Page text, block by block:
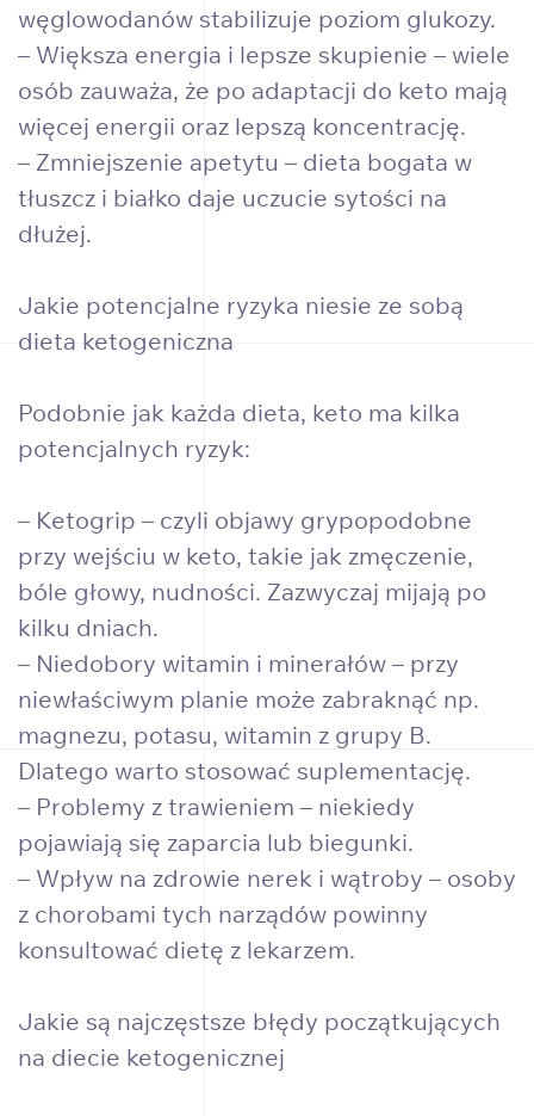
węglowodanów stabilizuje poziom glukozy.
– Większa energia i lepsze skupienie – wiele
osób zauważa, że po adaptacji do keto mają
więcej energii oraz lepszą koncentrację.
– Zmniejszenie apetytu – dieta bogata w
tłuszcz i białko daje uczucie sytości na
dłużej.
Jakie potencjalne ryzyka niesie ze sobą
dieta ketogeniczna
Podobnie jak każda dieta, keto ma kilka
potencjalnych ryzyk:
– Ketogrip – czyli objawy grypopodobne
przy wejściu w keto, takie jak zmęczenie,
bóle głowy, nudności. Zazwyczaj mijają po
kilku dniach.
– Niedobory witamin i minerałów – przy
niewłaściwym planie może zabraknąć np.
magnezu, potasu, witamin z grupy B.
Dlatego warto stosować suplementację.
– Problemy z trawieniem – niekiedy
pojawiają się zaparcia lub biegunki.
– Wpływ na zdrowie nerek i wątroby – osoby
z chorobami tych narządów powinny
konsultować dietę z lekarzem.
Jakie są najczęstsze błędy początkujących
na diecie ketogenicznej